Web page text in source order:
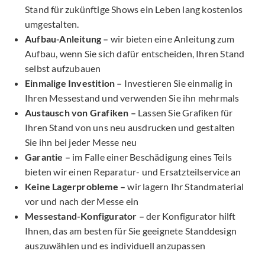
Stand für zukünftige Shows ein Leben lang kostenlos
umgestalten.
Aufbau-Anleitung – wir bieten eine Anleitung zum
Aufbau, wenn Sie sich dafür entscheiden, Ihren Stand
selbst aufzubauen
Einmalige Investition – Investieren Sie einmalig in
Ihren Messestand und verwenden Sie ihn mehrmals
Austausch von Grafiken – Lassen Sie Grafiken für
Ihren Stand von uns neu ausdrucken und gestalten
Sie ihn bei jeder Messe neu
Garantie – im Falle einer Beschädigung eines Teils
bieten wir einen Reparatur- und Ersatzteilservice an
Keine Lagerprobleme – wir lagern Ihr Standmaterial
vor und nach der Messe ein
Messestand-Konfigurator – der Konfigurator hilft
Ihnen, das am besten für Sie geeignete Standdesign
auszuwählen und es individuell anzupassen